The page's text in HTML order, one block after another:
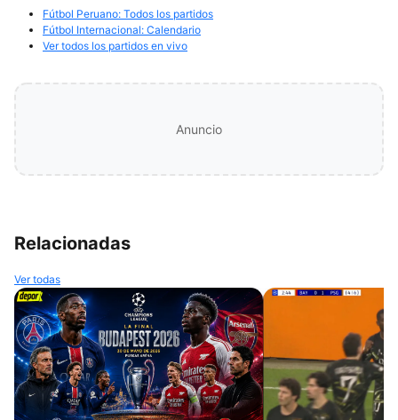
Fútbol Peruano: Todos los partidos
Fútbol Internacional: Calendario
Ver todos los partidos en vivo
Anuncio
Relacionadas
Ver todas